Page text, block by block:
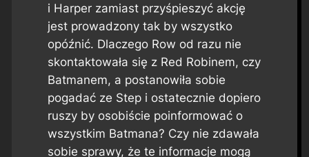
i Harper zamiast przyśpieszyć akcję
jest prowadzony tak by wszystko
opóźnić. Dlaczego Row od razu nie
skontaktowała się z Red Robinem, czy
Batmanem, a postanowiła sobie
pogadać ze Step i ostatecznie dopiero
ruszy by osobiście poinformować o
wszystkim Batmana? Czy nie zdawała
sobie sprawy, że te informacje mogą